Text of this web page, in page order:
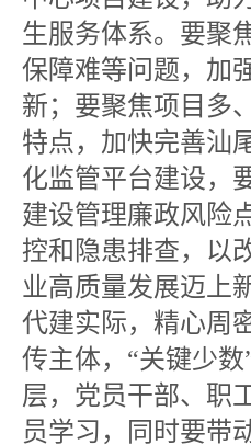
生服务体系。要聚
保障难等问题，加
新；要聚焦项目多
特点，加快完善汕
化监管平台建设，
建设管理廉政风险
控和隐患排查，以
业高质量发展迈上
代建实际，精心周
传主体，“关键少
层，党员干部、职
员学习，同时要带